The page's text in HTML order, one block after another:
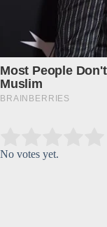
No votes yet.